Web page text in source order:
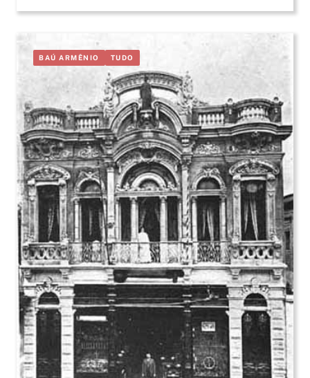
BAÚ ARMÊNIO TUDO